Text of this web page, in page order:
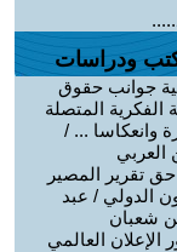
ودراسات
جوانب حقوق
الفكرية المتصلة
وانعكاسا ... /
حق تقرير المصير
الدولي / عبد
شعبان
الإعلان العالمي